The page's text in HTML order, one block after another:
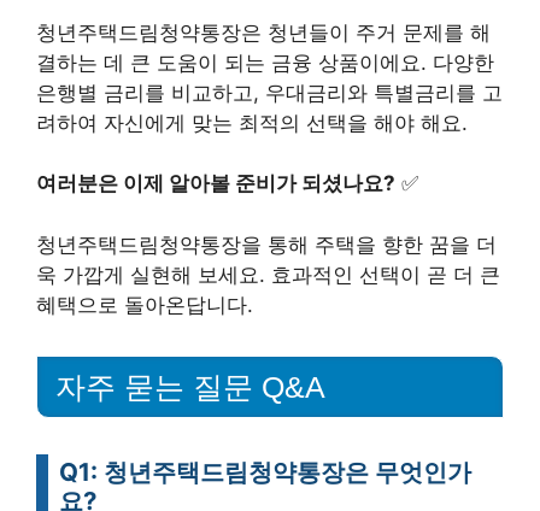
청년주택드림청약통장은 청년들이 주거 문제를 해
결하는 데 큰 도움이 되는 금융 상품이에요. 다양한
은행별 금리를 비교하고, 우대금리와 특별금리를 고
려하여 자신에게 맞는 최적의 선택을 해야 해요.
여러분은 이제 알아볼 준비가 되셨나요? ✅
청년주택드림청약통장을 통해 주택을 향한 꿈을 더
욱 가깝게 실현해 보세요. 효과적인 선택이 곧 더 큰
혜택으로 돌아온답니다.
자주 묻는 질문 Q&A
Q1: 청년주택드림청약통장은 무엇인가
요?